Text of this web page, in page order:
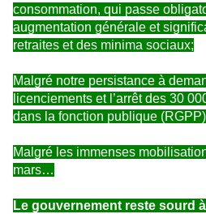
consommation, qui passe
augmentation générale et
retraites et des minima sociaux;
Malgré notre persistance à
licenciements et l’arrêt des 30
dans la fonction publique
Malgré les immenses
mars…
Le gouvernement reste sourd